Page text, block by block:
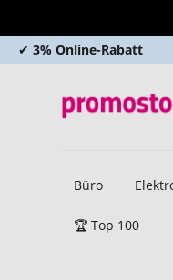
✔ 3% Online-Rabatt
Büro
🏆 Top 100